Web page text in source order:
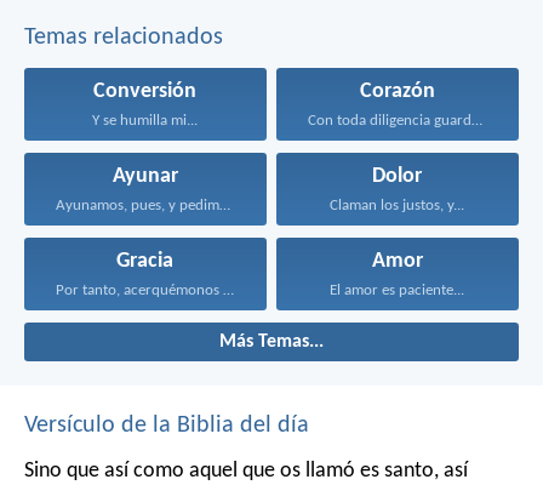
Temas relacionados
Conversión
Y se humilla mi...
Corazón
Con toda diligencia guarda...
Ayunar
Ayunamos, pues, y pedimos...
Dolor
Claman los justos, y...
Gracia
Por tanto, acerquémonos con...
Amor
El amor es paciente...
Más Temas...
Versículo de la Biblia del día
Sino que así como aquel que os llamó es santo, así